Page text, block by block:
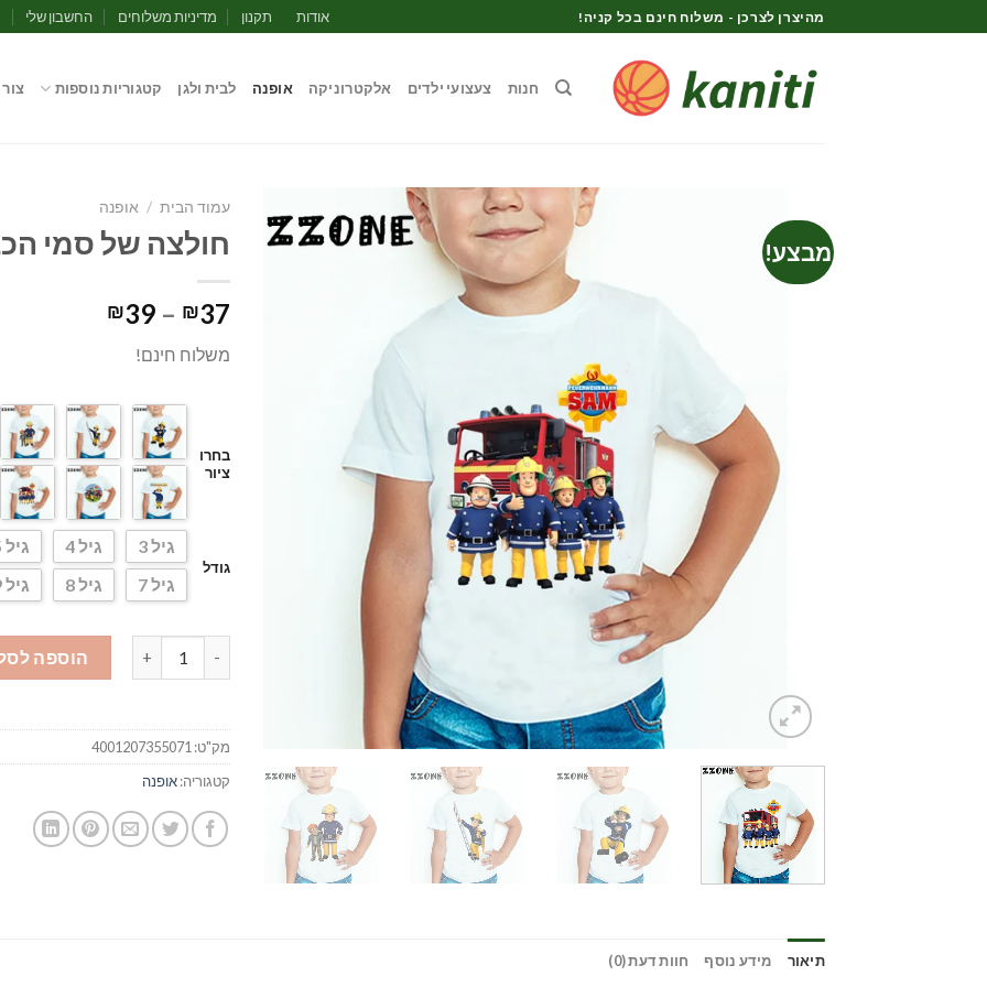
to
מהיצרן לצרכן - משלוח חינם בכל קניה! אודות תקנון מדיניות משלוחים החשבון שלי
חנות צעצועי ילדים אלקטרוניקה אופנה לבית ולגן קטגוריות נוספות
מבצע!
עמוד הבית / אופנה
חולצה של סמי
₪37
–
₪39
משלוח חינם!
בחרו
ציור
גודל
גיל 3 גיל 4 גיל 5
גיל 7
גיל 8 גיל 9
הוספה
מק"ט: 4001207355071
קטגוריה:אופנה
תיאור מידע נוסף חוות דעת (0)